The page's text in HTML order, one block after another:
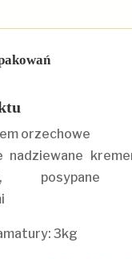
orzechowe
nadziewane
posypane
3kg